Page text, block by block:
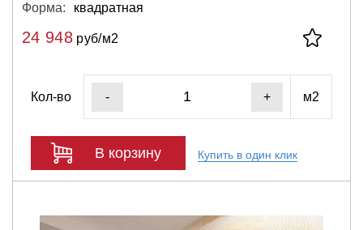
Форма:
квадратная
24 948руб/м2
Кол-во - + м2
В корзину Купить в один клик